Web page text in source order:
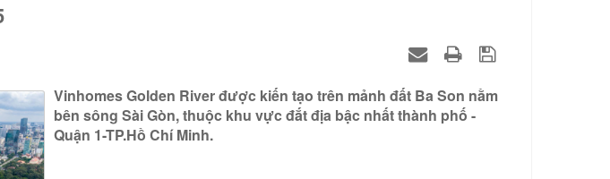
Vinhomes Golden River được kiến tạo trên mảnh đất Ba Son nằm
bên sông Sài Gòn, thuộc khu vực đắt địa bậc nhất thành phố -
Quận 1-TP.Hồ Chí Minh.